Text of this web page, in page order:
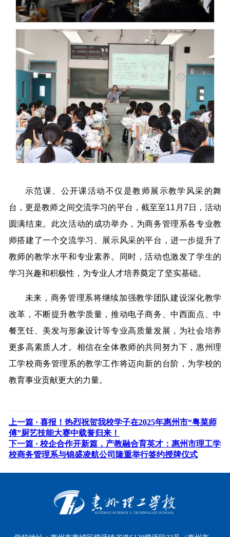
示范课、公开课活动不仅是教师展示教学风采的舞
台，更是教师之间交流学习的平台，截至至11月7日，活动
圆满结束。此次活动的成功举办，为商务管理系各专业教
师搭建了一个交流学习、展示风采的平台，进一步提升了
教师的教学水平和专业素养。同时，活动也激发了学生的
学习兴趣和积极性，为专业人才培养奠定了坚实基础。
未来，商务管理系将继续加强教学团队建设深化教学
改革，不断提升教学质量，推动电子商务、中西面点、中
餐烹饪、美发与形象设计等专业高质量发展，为社会培养
更多高素质人才。相信在全体教师的共同努力下，惠州理
工学校商务管理系的教学工作将迈向新的台阶，为学校的
教育事业贡献更大的力量。
上一篇 · 喜报！热烈祝贺我校学子在2025年惠州市“粤菜师
傅”厨艺技能大赛中载誉归来！
下一篇 · 校企合作开新篇，产教融合育英才：惠州市理工学
校商务管理系与锦盛凌航公司隆重举行签约授牌仪式